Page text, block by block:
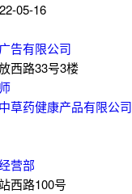
05-16
告有限公司
西路33号3楼
草药健康产品有限公司
营部
西路100号